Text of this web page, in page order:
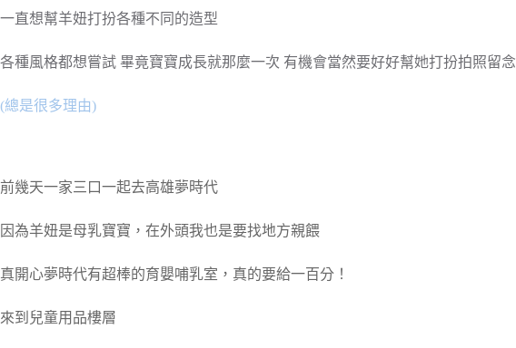
一直想幫羊妞打扮各種不同的造型
各種風格都想嘗試 畢竟寶寶成長就那麼一次 有機會當然要好好幫她打扮拍照留念
(總是很多理由)
前幾天一家三口一起去高雄夢時代
因為羊妞是母乳寶寶，在外頭我也是要找地方親餵
真開心夢時代有超棒的育嬰哺乳室，真的要給一百分！
來到兒童用品樓層